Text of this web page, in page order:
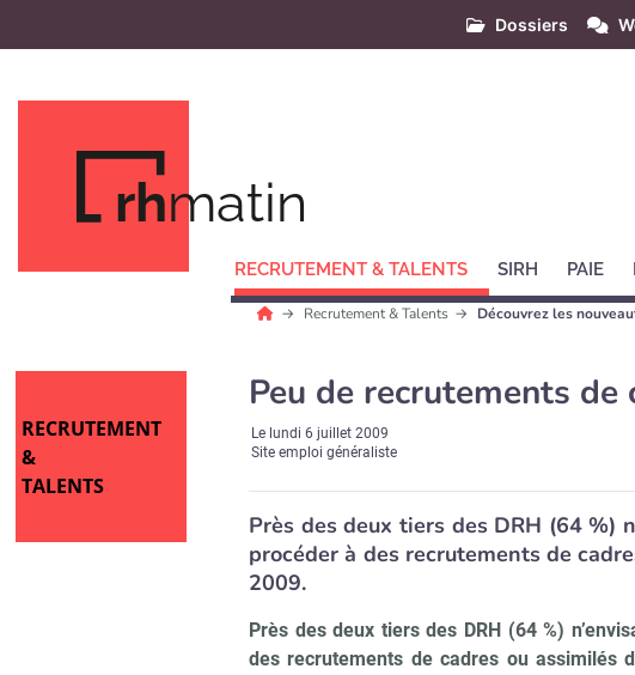
Dossiers
rhmatin
RECRUTEMENT & TALENTS SIRH PAIE
Recrutement & Talents Découvrez les
RECRUTEMENT
&
TALENTS
Peu de recrutements de
Le lundi 6 juillet 2009
Site emploi généraliste
Près des deux tiers des DRH (64 %)
procéder à des recrutements de
2009.
Près des deux tiers des DRH (64 %)
des recrutements de cadres ou assimilés